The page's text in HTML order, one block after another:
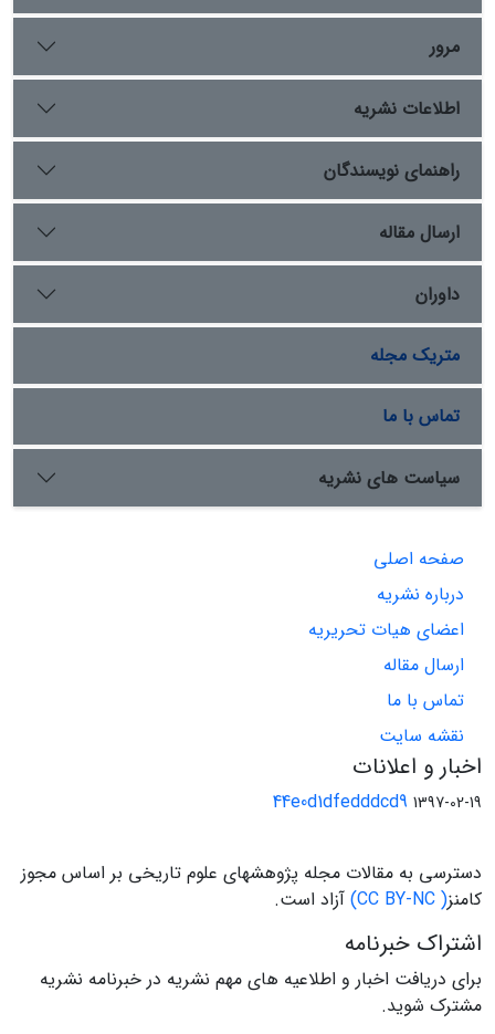
مرور
اطلاعات نشریه
راهنمای نویسندگان
ارسال مقاله
داوران
متریک مجله
تماس با ما
سیاست های نشریه
صفحه اصلی
درباره نشریه
اعضای هیات تحریریه
ارسال مقاله
تماس با ما
نقشه سایت
اخبار و اعلانات
44e0d1dfedddcd9 1397-02-19
دسترسی به مقالات مجله پژوهشهای علوم تاریخی بر اساس مجوز
کامنز( CC BY-NC) آزاد است.
اشتراک خبرنامه
برای دریافت اخبار و اطلاعیه های مهم نشریه در خبرنامه نشریه
مشترک شوید.